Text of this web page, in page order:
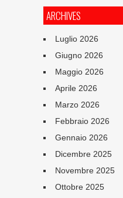
ARCHIVES
Luglio 2026
Giugno 2026
Maggio 2026
Aprile 2026
Marzo 2026
Febbraio 2026
Gennaio 2026
Dicembre 2025
Novembre 2025
Ottobre 2025